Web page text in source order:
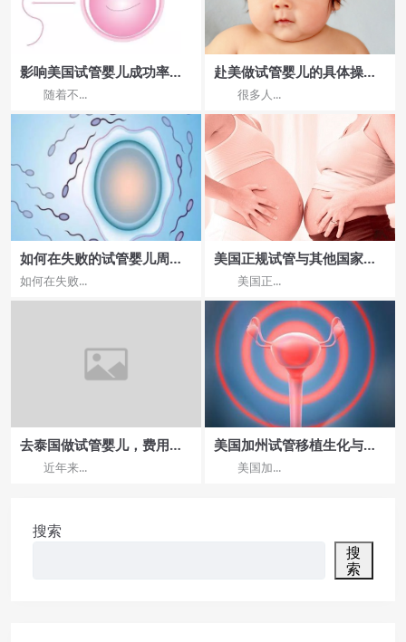
影响美国试管婴儿成功率的
因素有哪些?
随着不...
赴美做试管婴儿的具体操作
流程 ，复杂不复杂?
很多人...
如何在失败的试管婴儿周期
后恢复？
如何在失败...
美国正规试管与其他国家技
术比较，优势与劣势一览
美国正...
去泰国做试管婴儿，费用与
流程详解
近年来...
美国加州试管移植生化与无
床有什么区别?
美国加...
搜索
搜
索